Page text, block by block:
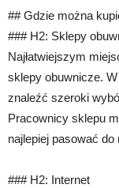
## Gdzie można
### H2: Sklepy
Najłatwiejszym
sklepy obuwnicze.
znaleźć szeroki
Pracownicy sklepu
najlepiej pasować do
### H2: Internet